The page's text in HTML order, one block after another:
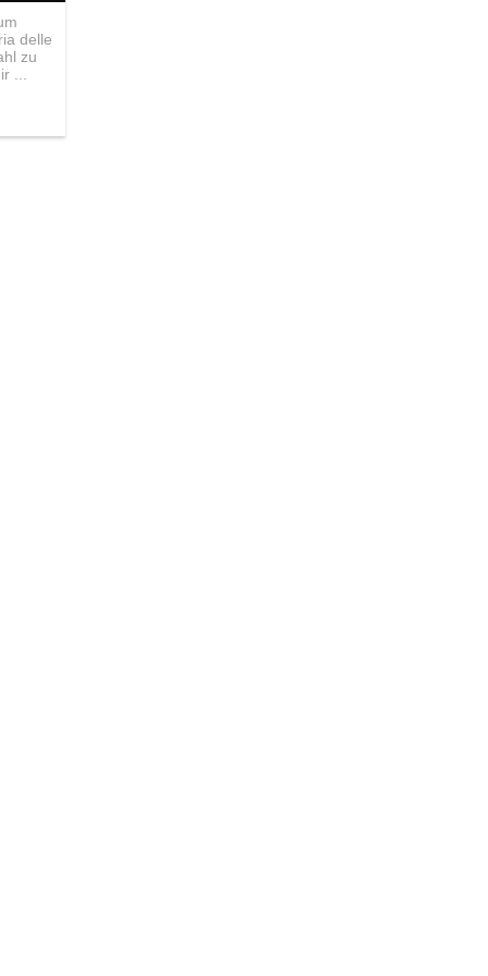
delle
zu
...